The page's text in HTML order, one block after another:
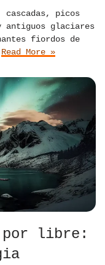
cascadas, picos
antiguos glaciares
fiordos de
Read More »
por libre: